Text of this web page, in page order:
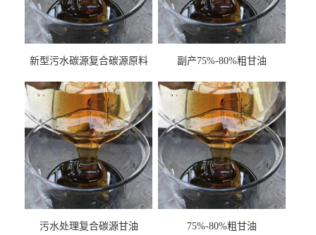
新型污水碳源复合碳源原料
副产75%-80%粗甘油
污水处理复合碳源甘油
75%-80%粗甘油